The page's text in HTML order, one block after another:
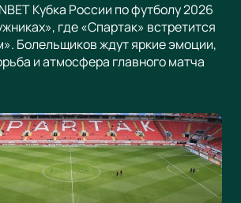
Кубка России по футболу 2026
где «Спартак» встретится
Болельщиков ждут яркие эмоции,
и атмосфера главного матча